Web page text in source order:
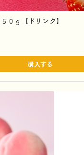
０ｇ【ドリンク】
購入する